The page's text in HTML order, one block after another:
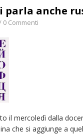
parla anche
0 Commenti
il mercoledì dalla
che si aggiunge a